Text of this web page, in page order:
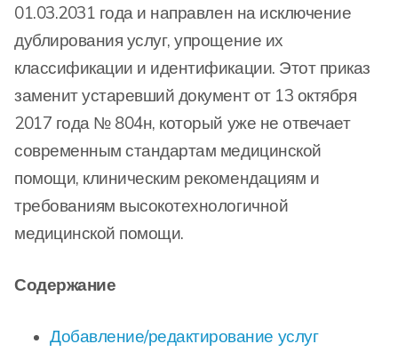
01.03.2031 года и направлен на исключение
дублирования услуг, упрощение их
классификации и идентификации. Этот приказ
заменит устаревший документ от 13 октября
2017 года № 804н, который уже не отвечает
современным стандартам медицинской
помощи, клиническим рекомендациям и
требованиям высокотехнологичной
медицинской помощи.
Содержание
Добавление/редактирование услуг